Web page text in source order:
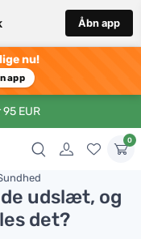
Åbn app
nu!
app
EUR
0
udslæt, og
det?